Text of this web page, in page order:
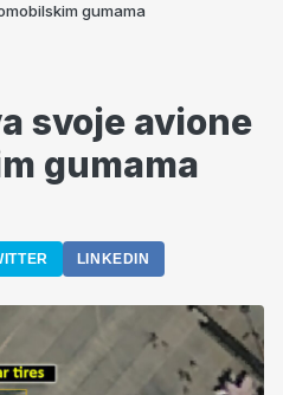
gumama
svoje avione
gumama
LINKEDIN